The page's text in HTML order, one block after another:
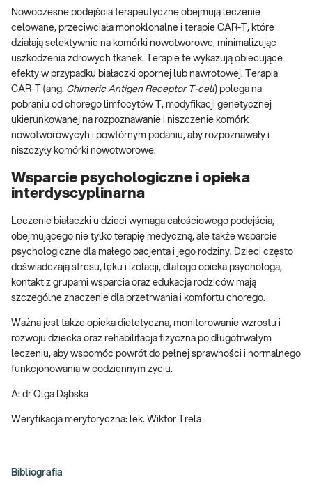
Nowoczesne podejścia terapeutyczne obejmują leczenie
celowane, przeciwciała monoklonalne i terapie CAR-T, które
działają selektywnie na komórki nowotworowe, minimalizując
uszkodzenia zdrowych tkanek. Terapie te wykazują obiecujące
efekty w przypadku białaczki opornej lub nawrotowej. Terapia
CAR-T (ang. Chimeric Antigen Receptor T-cell) polega na
pobraniu od chorego limfocytów T, modyfikacji genetycznej
ukierunkowanej na rozpoznawanie i niszczenie komórk
nowotworowycyh i powtórnym podaniu, aby rozpoznawały i
niszczyły komórki nowotworowe.
Wsparcie psychologiczne i opieka
interdyscyplinarna
Leczenie białaczki u dzieci wymaga całościowego podejścia,
obejmującego nie tylko terapię medyczną, ale także wsparcie
psychologiczne dla małego pacjenta i jego rodziny. Dzieci często
doświadczają stresu, lęku i izolacji, dlatego opieka psychologa,
kontakt z grupami wsparcia oraz edukacja rodziców mają
szczególne znaczenie dla przetrwania i komfortu chorego.
Ważna jest także opieka dietetyczna, monitorowanie wzrostu i
rozwoju dziecka oraz rehabilitacja fizyczna po długotrwałym
leczeniu, aby wspomóc powrót do pełnej sprawności i normalnego
funkcjonowania w codziennym życiu.
A: dr Olga Dąbska
Weryfikacja merytoryczna: lek. Wiktor Trela
Bibliografia